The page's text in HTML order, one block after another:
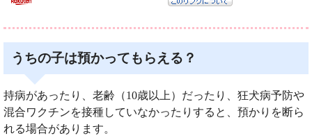
うちの子は預かってもらえる？
持病があったり、老齢（10歳以上）だったり、狂犬病予防や
混合ワクチンを接種していなかったりすると、預かりを断ら
れる場合があります。